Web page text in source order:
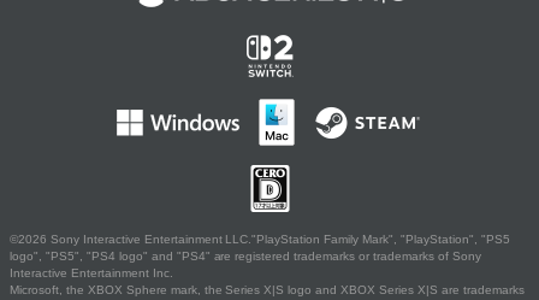
©2026 Sony Interactive Entertainment LLC."PlayStation Family Mark", "PlayStation", "PS5
logo", "PS5", "PS4 logo" and "PS4" are registered trademarks or trademarks of Sony
Interactive Entertainment Inc.
Microsoft, the XBOX Sphere mark, the Series X|S logo and XBOX Series X|S are trademarks